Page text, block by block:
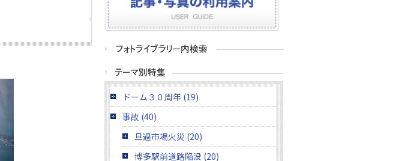
ドーム３０周年 (19)
事故 (40)
旦過市場火災 (20)
博多駅前道路陥没 (20)